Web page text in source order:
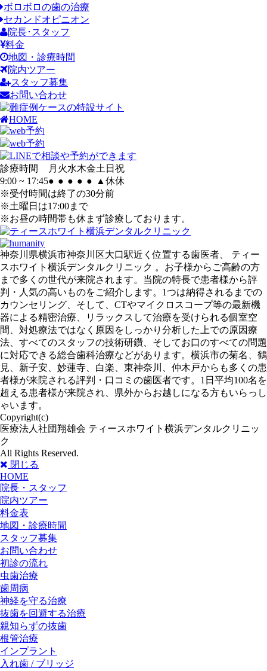
ボロボロの歯の治療
セカンドオピニオン
院長･スタッフ
料金
地図・診療時間
院内ツアー
スタッフ募集
お問い合わせ
HOME
診療時間 月 火水木金土 日 祝
9:00 ~ 17:45● ● ● ● ● ▲ 休休
※受付時間は終了の30分前
※土曜日は17:00まで
※お昼の時間帯も休まず診療しております。
神奈川県横浜市神奈川区大口駅近く位置する歯医者、 ティー
スホワイト横浜デンタルクリニック 。お子様からご高齢の方
まで多くの世代が来院されます。当院の特長で患者様から評
判・人気の高いものをご紹介します。1つは納得されるまでの
カウンセリング、そして、CTやマイクロスコープ等の最新機
器による精密治療、リラックスして治療を受けられる個室空
間、対処療法ではなく原因をしっかり分析した上での原因療
法、すべてのスタッフの技術研鑽、そしてお口のすべての問題
に対応できる総合歯科治療などがあります。横浜市の菊名、鶴
見、新子安、妙蓮寺、白楽、東神奈川、仲木戸からも多くの患
者様が来院される評判・口コミの歯医者です。1日平均100名を
超える患者様が来院され、県外からお越しになる方もいらっし
ゃいます。
Copyright(c)
医療法人社団翔雄会 ティースホワイト横浜デンタルクリニッ
ク
All Rights Reserved.
閉じる
HOME
院長・スタッフ
院内ツアー
料金表
地図・診療時間
スタッフ募集
お問い合わせ
初診の流れ
虫歯治療
歯周病
神経を守る治療
抜歯を回避する治療
親知らずの抜歯
根管治療
インプラント
入れ歯 / ブリッジ